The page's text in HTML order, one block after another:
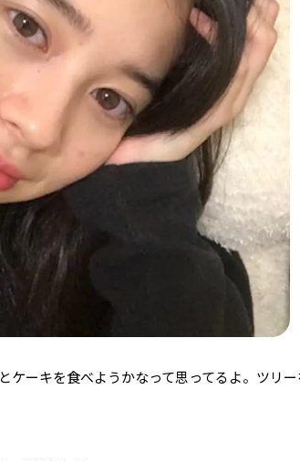
ケーキを食べようかなって思ってるよ。ツリ